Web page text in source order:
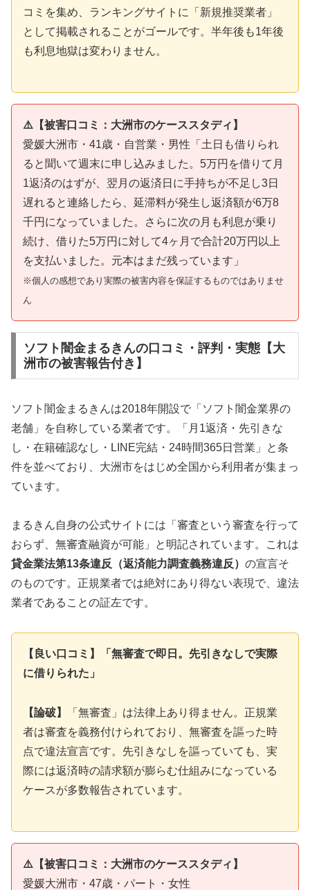
コミを集め、ランキングサイトに「新規推奨業者」
として掲載されることがゴールです。半年後も1年後
も利息地獄は変わりません。
⚠️【被害口コミ：大洲市のケーススタディ】
愛媛大洲市・41歳・自営業・男性「土日も借りられ
ると聞いて週末に申し込みました。5万円を借りて月
1返済のはずが、翌月の返済日に手持ちが不足し3日
遅れると連絡したら、延滞料が発生し返済額が6万8
千円になっていました。さらに次の月も利息が乗り
続け、借りた5万円に対して4ヶ月で合計20万円以上
を支払いました。元本はまだ残っています」
※個人の感想であり実際の被害内容を保証するものではありませ
ん
ソフト闇金まるきんの口コミ・評判・実態【大
洲市の被害報告付き】
ソフト闇金まるきんは2018年開設で「ソフト闇金業界の
老舗」を自称している業者です。「月1返済・先引きな
し・在籍確認なし・LINE完結・24時間365日営業」と条
件を並べており、大洲市をはじめ全国から利用者が集まっ
ています。
まるきん自身の公式サイトには「審査という審査を行って
おらず、無審査融資が可能」と明記されています。これは
貸金業法第13条違反（返済能力調査義務違反） の宣言そ
のものです。正規業者では絶対にあり得ない表現で、違法
業者であることの証左です。
【良い口コミ】「無審査で即日。先引きなしで実際
に借りられた」
【論破】
「無審査」は法律上あり得ません。正規業
者は審査を義務付けられており、無審査を謳った時
点で違法宣言です。先引きなしを謳っていても、実
際には返済時の請求額が膨らむ仕組みになっている
ケースが多数報告されています。
⚠️【被害口コミ：大洲市のケーススタディ】
愛媛大洲市・47歳・パート・女性